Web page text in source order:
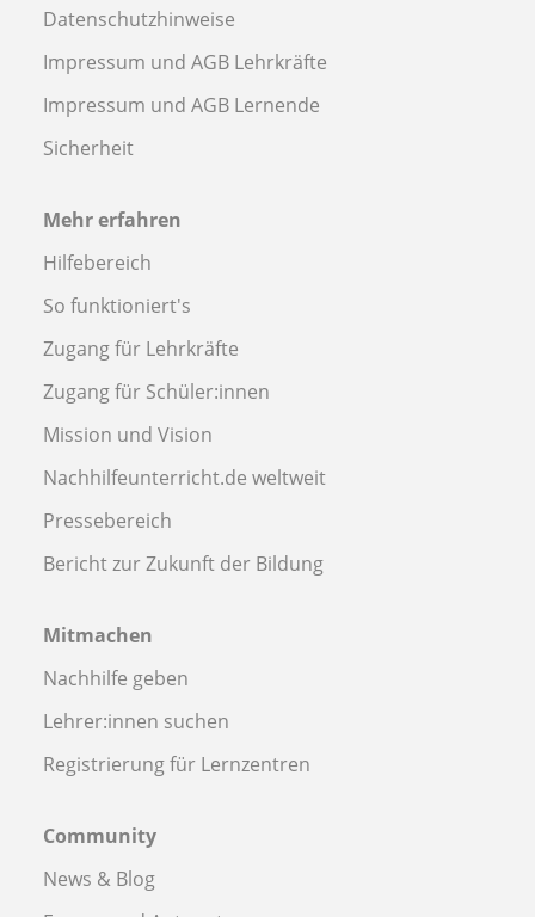
Datenschutzhinweise
Impressum und AGB Lehrkräfte
Impressum und AGB Lernende
Sicherheit
Mehr erfahren
Hilfebereich
So funktioniert's
Zugang für Lehrkräfte
Zugang für Schüler:innen
Mission und Vision
Nachhilfeunterricht.de weltweit
Pressebereich
Bericht zur Zukunft der Bildung
Mitmachen
Nachhilfe geben
Lehrer:innen suchen
Registrierung für Lernzentren
Community
News & Blog